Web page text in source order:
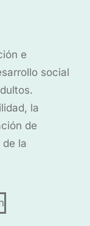
e
social
la
de
la